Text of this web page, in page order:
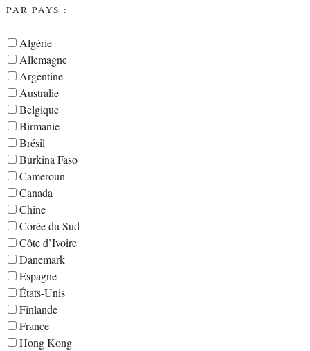
PAR PAYS :
Algérie
Allemagne
Argentine
Australie
Belgique
Birmanie
Brésil
Burkina Faso
Cameroun
Canada
Chine
Corée du Sud
Côte d’Ivoire
Danemark
Espagne
États-Unis
Finlande
France
Hong Kong